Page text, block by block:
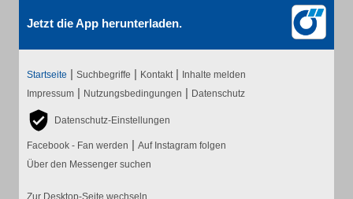
Jetzt die App herunterladen.
Startseite | Suchbegriffe | Kontakt | Inhalte melden
Impressum | Nutzungsbedingungen | Datenschutz
Datenschutz-Einstellungen
Facebook - Fan werden | Auf Instagram folgen
Über den Messenger suchen
Zur Desktop-Seite wechseln